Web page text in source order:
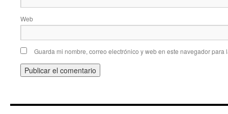
Web
Guarda mi nombre, correo electrónico y web en este navegador para